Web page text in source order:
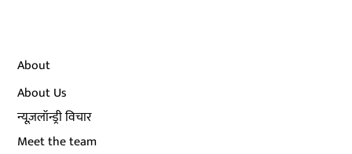
About
About Us
न्यूज़लॉन्ड्री विचार
Meet the team